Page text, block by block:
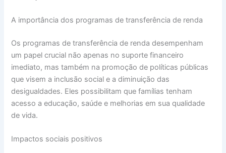
A importância dos programas de transferência de renda
Os programas de transferência de renda desempenham
um papel crucial não apenas no suporte financeiro
imediato, mas também na promoção de políticas públicas
que visem a inclusão social e a diminuição das
desigualdades. Eles possibilitam que famílias tenham
acesso a educação, saúde e melhorias em sua qualidade
de vida.
Impactos sociais positivos